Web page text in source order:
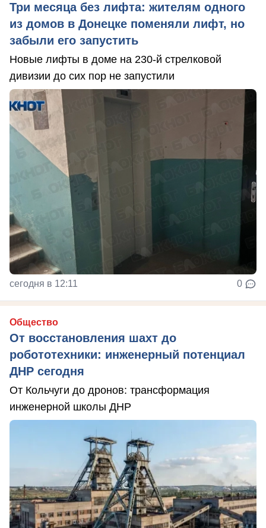
Три месяца без лифта: жителям одного
из домов в Донецке поменяли лифт, но
забыли его запустить
Новые лифты в доме на 230-й стрелковой
дивизии до сих пор не запустили
сегодня в 12:11 0
Общество
От восстановления шахт до
робототехники: инженерный потенциал
ДНР сегодня
От Кольчуги до дронов: трансформация
инженерной школы ДНР